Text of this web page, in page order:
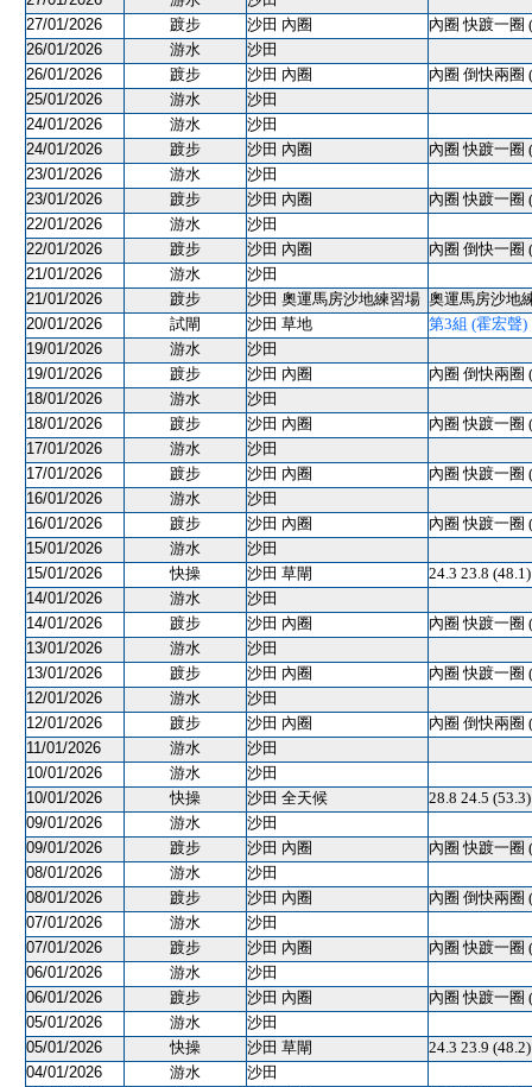
27/01/2026
踱步 沙田 內圈
內圈 快踱一圈
26/01/2026
游水
沙田
26/01/2026
踱步 沙田 內圈
內圈 倒快兩圈
25/01/2026
游水
沙田
24/01/2026
游水
沙田
24/01/2026
踱步 沙田 內圈
內圈 快踱一圈
23/01/2026
游水
沙田
23/01/2026
踱步 沙田 內圈
內圈 快踱一圈
22/01/2026
游水
沙田
22/01/2026
踱步 沙田 內圈
內圈 倒快一圈
21/01/2026
游水
沙田
21/01/2026
踱步 沙田 奧運馬房沙地練習場 奧運馬房沙地
20/01/2026
試閘 沙田 草地
第3組 (霍宏聲)
19/01/2026
游水
沙田
19/01/2026
踱步 沙田 內圈
內圈 倒快兩圈
18/01/2026
游水
沙田
18/01/2026
踱步 沙田 內圈
內圈 快踱一圈
17/01/2026
游水
沙田
17/01/2026
踱步 沙田 內圈
內圈 快踱一圈
16/01/2026
游水
沙田
16/01/2026
踱步 沙田 內圈
內圈 快踱一圈
15/01/2026
游水
沙田
15/01/2026
快操 沙田 草閘
24.3 23.8
14/01/2026
游水
沙田
14/01/2026
踱步 沙田 內圈
內圈 快踱一圈
13/01/2026
游水
沙田
13/01/2026
踱步 沙田 內圈
內圈 快踱一圈
12/01/2026
游水
沙田
12/01/2026
踱步 沙田 內圈
內圈 倒快兩圈
11/01/2026
游水
沙田
10/01/2026
游水
沙田
10/01/2026
快操 沙田 全天候
28.8 24.5
09/01/2026
游水
沙田
09/01/2026
踱步 沙田 內圈
內圈 快踱一圈
08/01/2026
游水
沙田
08/01/2026
踱步 沙田 內圈
內圈 倒快兩圈
07/01/2026
游水
沙田
07/01/2026
踱步 沙田 內圈
內圈 快踱一圈
06/01/2026
游水
沙田
06/01/2026
踱步 沙田 內圈
內圈 快踱一圈
05/01/2026
游水
沙田
05/01/2026
快操 沙田 草閘
24.3 23.9
04/01/2026
游水
沙田